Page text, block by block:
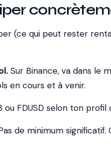
(ce qui peut rester
Sur Binance, va dans le
en cours et à venir.
ou FDUSD selon ton profil
de minimum